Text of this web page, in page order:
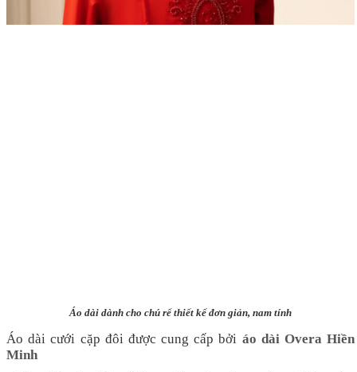
Áo dài dành cho chú rể thiết kế đơn giản, nam tính
Áo dài cưới cặp đôi được cung cấp bởi áo dài Overa Hiền
Minh